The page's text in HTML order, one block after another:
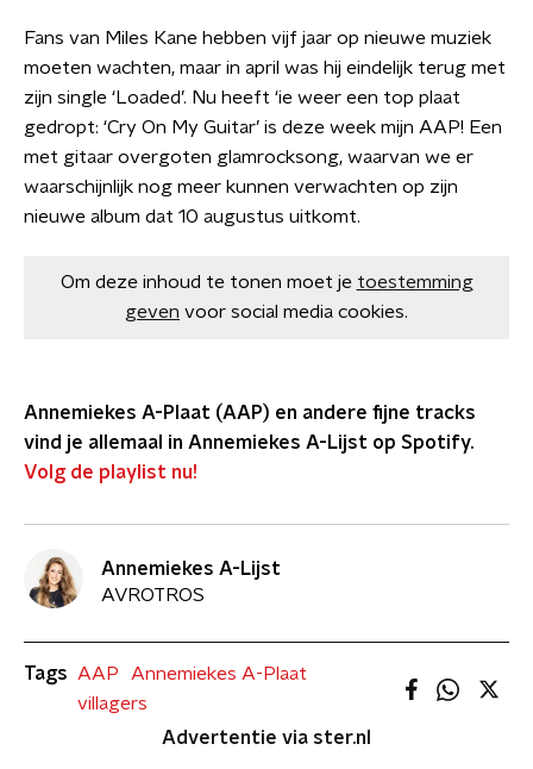
Fans van Miles Kane hebben vijf jaar op nieuwe muziek
moeten wachten, maar in april was hij eindelijk terug met
zijn single ‘Loaded’. Nu heeft ‘ie weer een top plaat
gedropt: ‘Cry On My Guitar’ is deze week mijn AAP! Een
met gitaar overgoten glamrocksong, waarvan we er
waarschijnlijk nog meer kunnen verwachten op zijn
nieuwe album dat 10 augustus uitkomt.
Om deze inhoud te tonen moet je toestemming
geven voor social media cookies.
Annemiekes A-Plaat (AAP) en andere fijne tracks
vind je allemaal in Annemiekes A-Lijst op Spotify.
Volg de playlist nu!
Annemiekes A-Lijst
AVROTROS
Tags AAP
Annemiekes A-Plaat
villagers
Advertentie via ster.nl